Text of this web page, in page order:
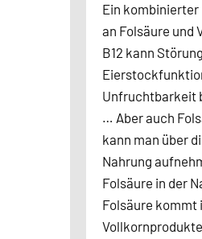
Ein kombinierter
an Folsäure und
B12 kann
Unfruchtbarkeit
… Aber auch
kann man über
Nahrung
Folsäure in der
Folsäure kommt